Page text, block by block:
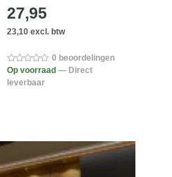
27,95
23,10 excl. btw
0 beoordelingen
Op voorraad — Direct
leverbaar